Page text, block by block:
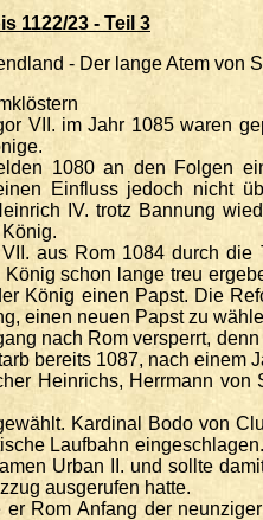
1122/23 - Teil 3
- Der lange Atem von
VII. im Jahr 1085 waren
1080 an den Folgen
Einfluss jedoch nicht
IV. trotz Bannung
aus Rom 1084 durch
schon lange treu
König einen Papst. Die
einen neuen Papst zu
nach Rom versperrt,
bereits 1087, nach einem
Heinrichs, Herrmann
Kardinal Bodo von
Laufbahn
Urban II. und sollte
ausgerufen hatte.
Rom Anfang der